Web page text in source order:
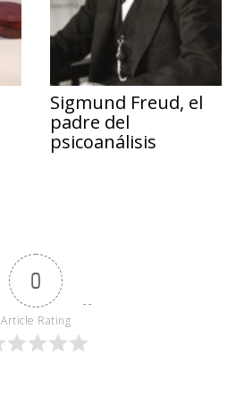
Sigmund Freud, el
padre del
psicoanálisis
0
Article Rating